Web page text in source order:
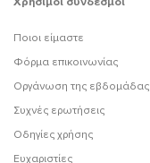
Ποιοι είμαστε
Φόρμα επικοινωνίας
Οργάνωση της εβδομάδας
Συχνές ερωτήσεις
Οδηγίες χρήσης
Ευχαριστίες